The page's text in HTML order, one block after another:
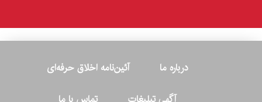
درباره ما
آئین‌نامه اخلاق حرفه‌ای